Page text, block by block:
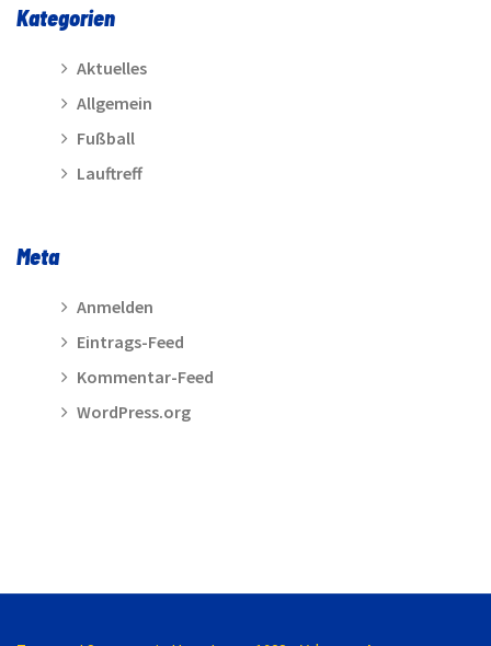
Kategorien
Aktuelles
Allgemein
Fußball
Lauftreff
Meta
Anmelden
Eintrags-Feed
Kommentar-Feed
WordPress.org